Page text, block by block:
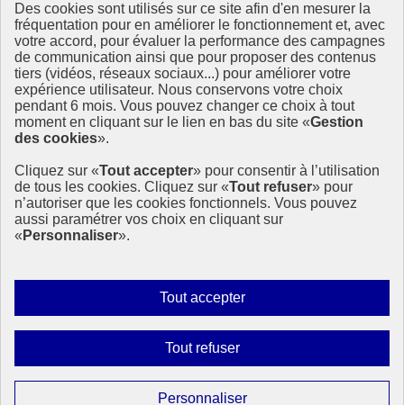
Des cookies sont utilisés sur ce site afin d'en mesurer la
fréquentation pour en améliorer le fonctionnement et, avec
votre accord, pour évaluer la performance des campagnes
de communication ainsi que pour proposer des contenus
tiers (vidéos, réseaux sociaux...) pour améliorer votre
expérience utilisateur. Nous conservons votre choix
pendant 6 mois. Vous pouvez changer ce choix à tout
moment en cliquant sur le lien en bas du site «Gestion
des cookies».
Cliquez sur «Tout accepter» pour consentir à l’utilisation
de tous les cookies. Cliquez sur «Tout refuser» pour
n’autoriser que les cookies fonctionnels. Vous pouvez
aussi paramétrer vos choix en cliquant sur
« Personnaliser».
Tout accepterAutoriser
tous
Tout refuserInterdire
tous
PersonnaliserParamétrer
Ressources
La Méth’ODD
Gouvernement
Ce site propose l’information de référence concernant l’Agenda
2030 et la feuille de route de la France. Il valorise la mobilisation de
tous les acteurs.
info.gouv.fr- ouvre une nouvelle fenêtre
service-public.fr - ouvre une nouvelle fenêtre
legifrance.gouv.fr- ouvre une nouvelle fenêtre
data.gouv.fr- ouvre une nouvelle fenêtre
Plan du site
Mentions légales
Sauf mention contraire, tous les contenus de ce site sont sous